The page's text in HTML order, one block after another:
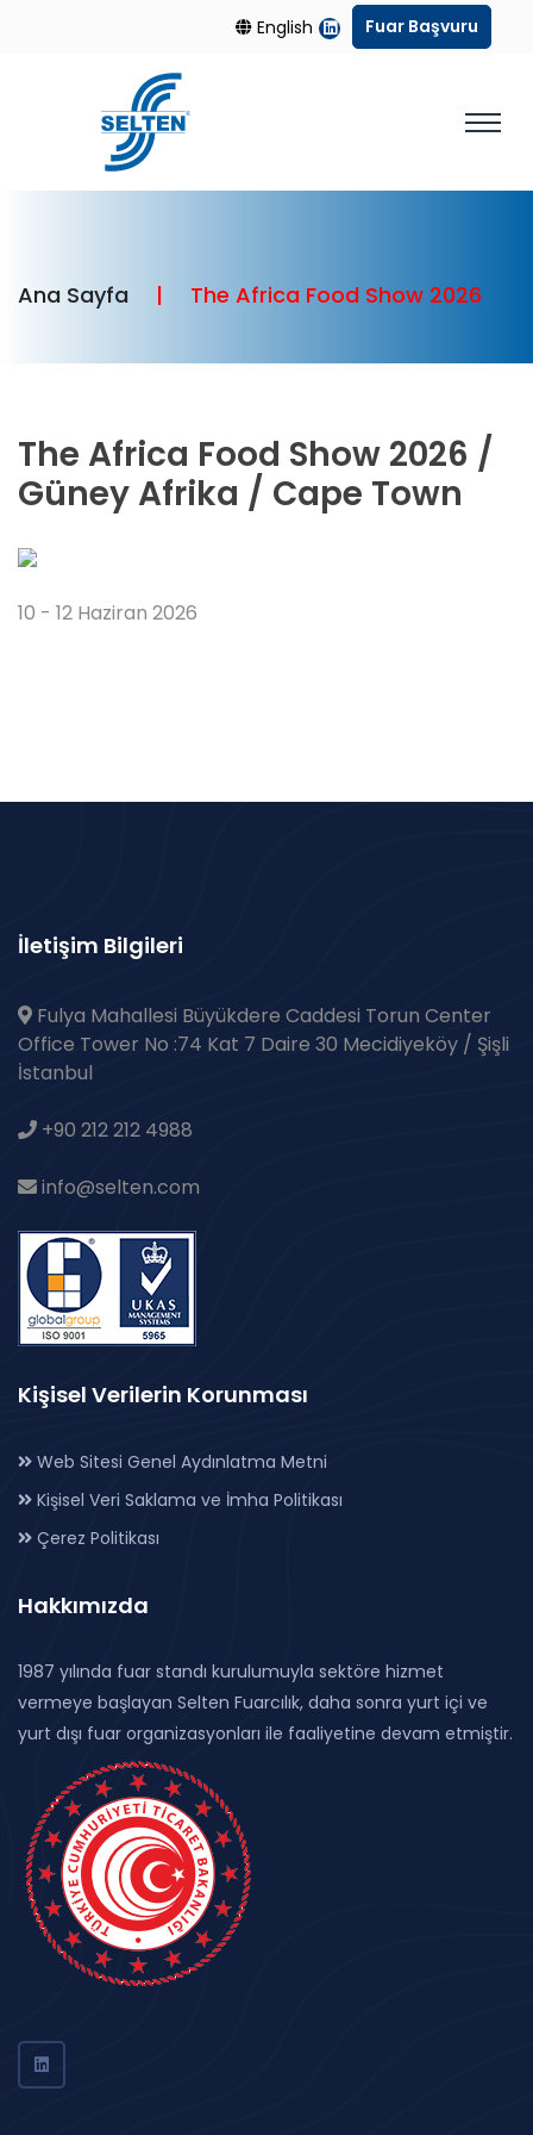
English Fuar Başvuru
Ana Sayfa The Africa Food Show 2026
The Africa Food Show 2026 /
Güney Afrika / Cape Town
10 - 12 Haziran 2026
İletişim Bilgileri
Fulya Mahallesi Büyükdere Caddesi Torun Center
Office Tower No :74 Kat 7 Daire 30 Mecidiyeköy / Şişli
İstanbul
+90 212 212 4988
info@selten.com
Kişisel Verilerin Korunması
Web Sitesi Genel Aydınlatma Metni
Kişisel Veri Saklama ve İmha Politikası
Çerez Politikası
Hakkımızda
1987 yılında fuar standı kurulumuyla sektöre hizmet
vermeye başlayan Selten Fuarcılık, daha sonra yurt içi ve
yurt dışı fuar organizasyonları ile faaliyetine devam etmiştir.